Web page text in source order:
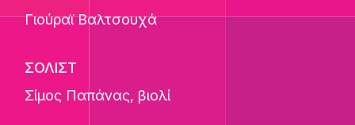
Γιούραϊ Βαλτσουχά
ΣΟΛΙΣΤ
Σίμος Παπάνας, βιολί